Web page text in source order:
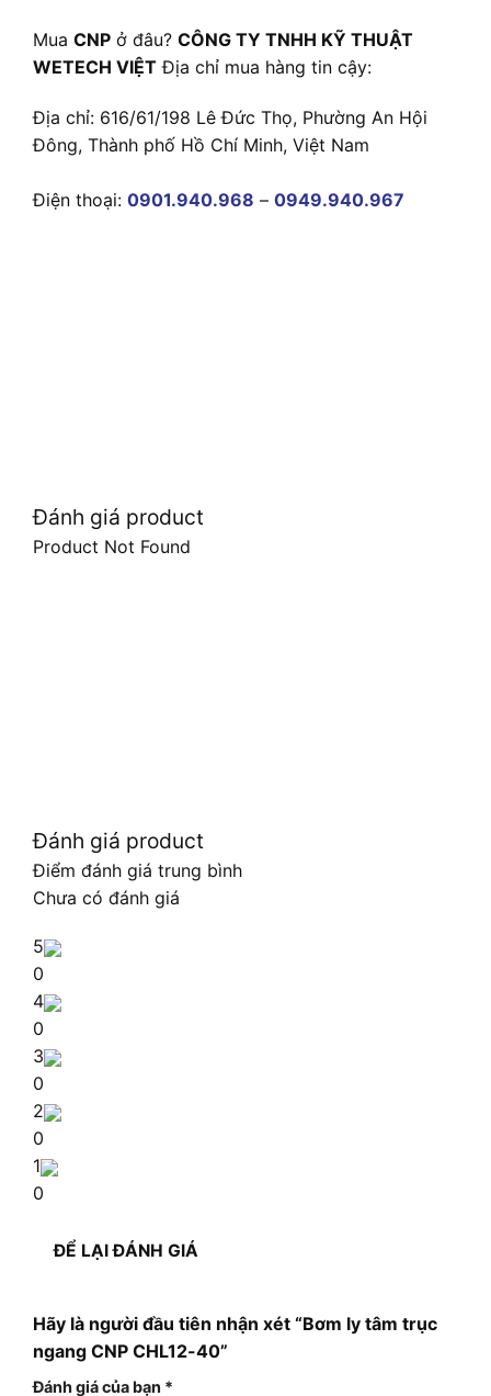
Mua CNP ở đâu? CÔNG TY TNHH KỸ THUẬT
WETECH VIỆT Địa chỉ mua hàng tin cậy:
Địa chỉ: 616/61/198 Lê Đức Thọ, Phường An Hội
Đông, Thành phố Hồ Chí Minh, Việt Nam
Điện thoại: 0901.940.968 – 0949.940.967
Đánh giá product
Product Not Found
Đánh giá product
Điểm đánh giá trung bình
Chưa có đánh giá
5
0
4
0
3
0
2
0
1
0
ĐỂ LẠI ĐÁNH GIÁ
Hãy là người đầu tiên nhận xét “Bơm ly tâm trục
ngang CNP CHL12-40”
Đánh giá của bạn *